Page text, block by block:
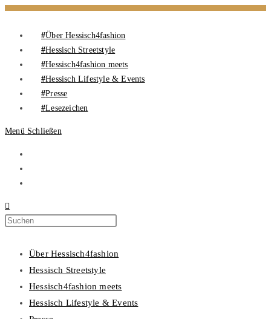
Über Hessisch4fashion
Hessisch Streetstyle
Hessisch4fashion meets
Hessisch Lifestyle & Events
Presse
Lesezeichen
Menü Schließen
Über Hessisch4fashion
Hessisch Streetstyle
Hessisch4fashion meets
Hessisch Lifestyle & Events